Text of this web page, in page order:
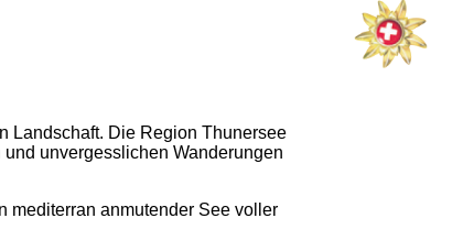
Landschaft. Die Region Thunersee
unvergesslichen Wanderungen
mediterran anmutender See voller